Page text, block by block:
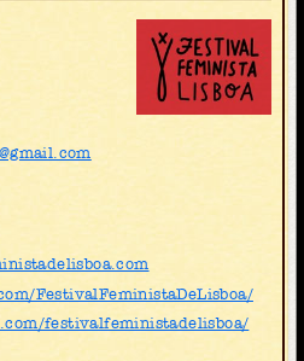
FestivalFeministaDeLisboa/
festivalfeministadelisboa/